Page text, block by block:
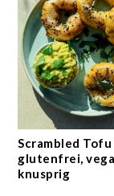
Scrambled Tofu
glutenfrei,
knusprig